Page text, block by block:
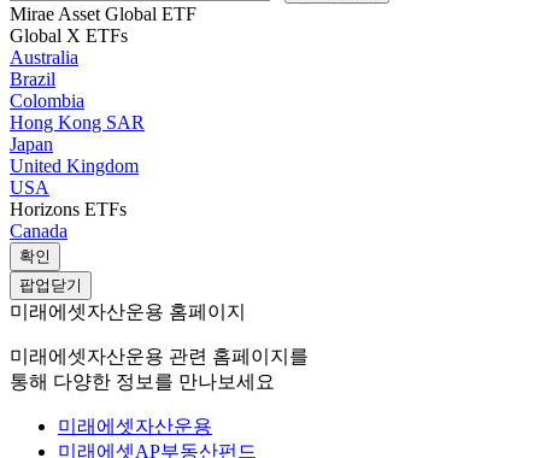
Mirae Asset Global ETF
Global X ETFs
Australia
Brazil
Colombia
Hong Kong SAR
Japan
United Kingdom
USA
Horizons ETFs
Canada
확인
팝업닫기
미래에셋자산운용 홈페이지
미래에셋자산운용 관련 홈페이지를
통해 다양한 정보를 만나보세요
미래에셋자산운용
미래에셋AP부동산펀드